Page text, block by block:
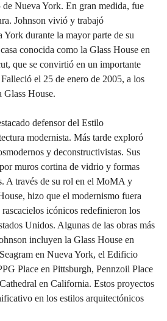
Nueva York. En gran medida, fue
Johnson vivió y trabajó
durante la mayor parte de su
conocida como la Glass House en
que se convirtió en un importante
el 25 de enero de 2005, a los
Glass House.
defensor del Estilo
modernista. Más tarde exploró
y deconstructivistas. Sus
muros cortina de vidrio y formas
A través de su rol en el MoMA y
hizo que el modernismo fuera
icónicos redefinieron los
Unidos. Algunas de las obras más
incluyen la Glass House en
en Nueva York, el Edificio
Place en Pittsburgh, Pennzoil Place
en California. Estos proyectos
en los estilos arquitectónicos